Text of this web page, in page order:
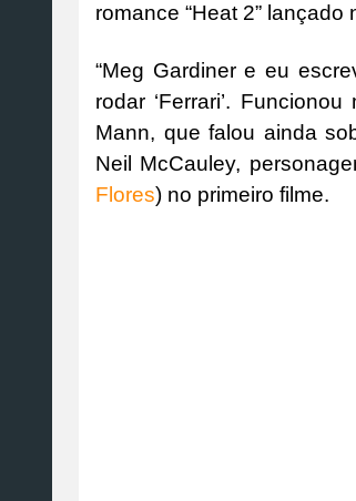
romance “Heat 2”
“Meg Gardiner e eu
rodar ‘Ferrari’.
Mann, que falou ainda
Neil McCauley,
Flores) no primeiro filme.